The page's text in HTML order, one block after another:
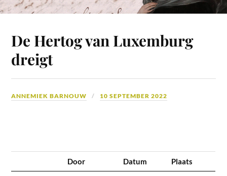
De Hertog van Luxemburg
dreigt
ANNEMIEK BARNOUW 10 SEPTEMBER 2022
Door Datum Plaats